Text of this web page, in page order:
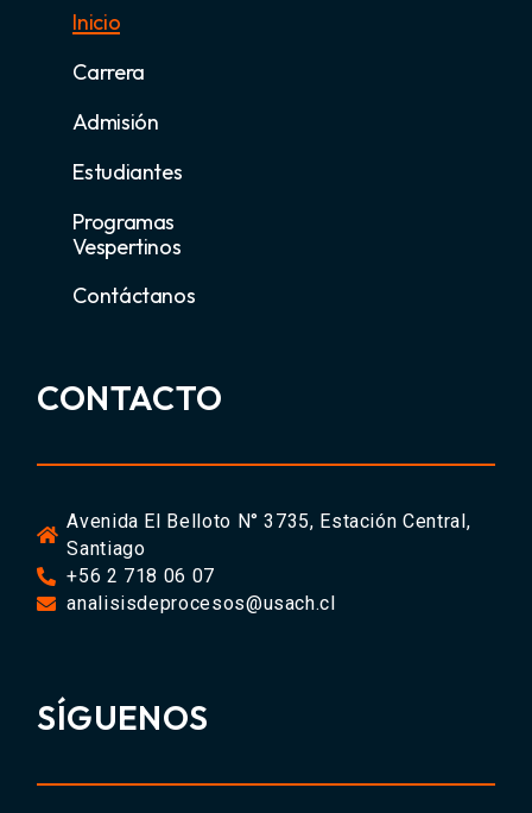
Inicio
Carrera
Admisión
Estudiantes
Programas
Vespertinos
Contáctanos
CONTACTO
Avenida El Belloto N° 3735, Estación Central,
Santiago
+56 2 718 06 07
analisisdeprocesos@usach.cl
SÍGUENOS